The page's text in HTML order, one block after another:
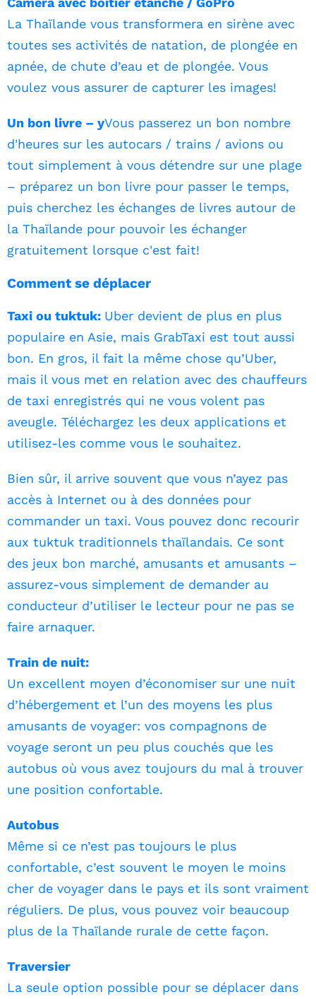
La Thaïlande vous transformera en sirène avec
toutes ses activités de natation, de plongée en
apnée, de chute d’eau et de plongée. Vous
voulez vous assurer de capturer les images!
Un bon livre – yVous passerez un bon nombre
d'heures sur les autocars / trains / avions ou
tout simplement à vous détendre sur une plage
– préparez un bon livre pour passer le temps,
puis cherchez les échanges de livres autour de
la Thaïlande pour pouvoir les échanger
gratuitement lorsque c'est fait!
Comment se déplacer
Taxi ou tuktuk: Uber devient de plus en plus
populaire en Asie, mais GrabTaxi est tout aussi
bon. En gros, il fait la même chose qu’Uber,
mais il vous met en relation avec des chauffeurs
de taxi enregistrés qui ne vous volent pas
aveugle. Téléchargez les deux applications et
utilisez-les comme vous le souhaitez.
Bien sûr, il arrive souvent que vous n’ayez pas
accès à Internet ou à des données pour
commander un taxi. Vous pouvez donc recourir
aux tuktuk traditionnels thaïlandais. Ce sont
des jeux bon marché, amusants et amusants –
assurez-vous simplement de demander au
conducteur d’utiliser le lecteur pour ne pas se
faire arnaquer.
Train de nuit:
Un excellent moyen d’économiser sur une nuit
d’hébergement et l’un des moyens les plus
amusants de voyager: vos compagnons de
voyage seront un peu plus couchés que les
autobus où vous avez toujours du mal à trouver
une position confortable.
Autobus
Même si ce n’est pas toujours le plus
confortable, c’est souvent le moyen le moins
cher de voyager dans le pays et ils sont vraiment
réguliers. De plus, vous pouvez voir beaucoup
plus de la Thaïlande rurale de cette façon.
Traversier
La seule option possible pour se déplacer dans